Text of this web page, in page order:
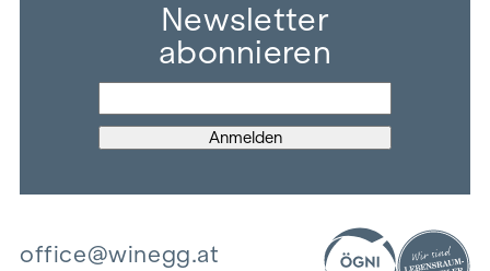
Newsletter
abonnieren
office@winegg.at